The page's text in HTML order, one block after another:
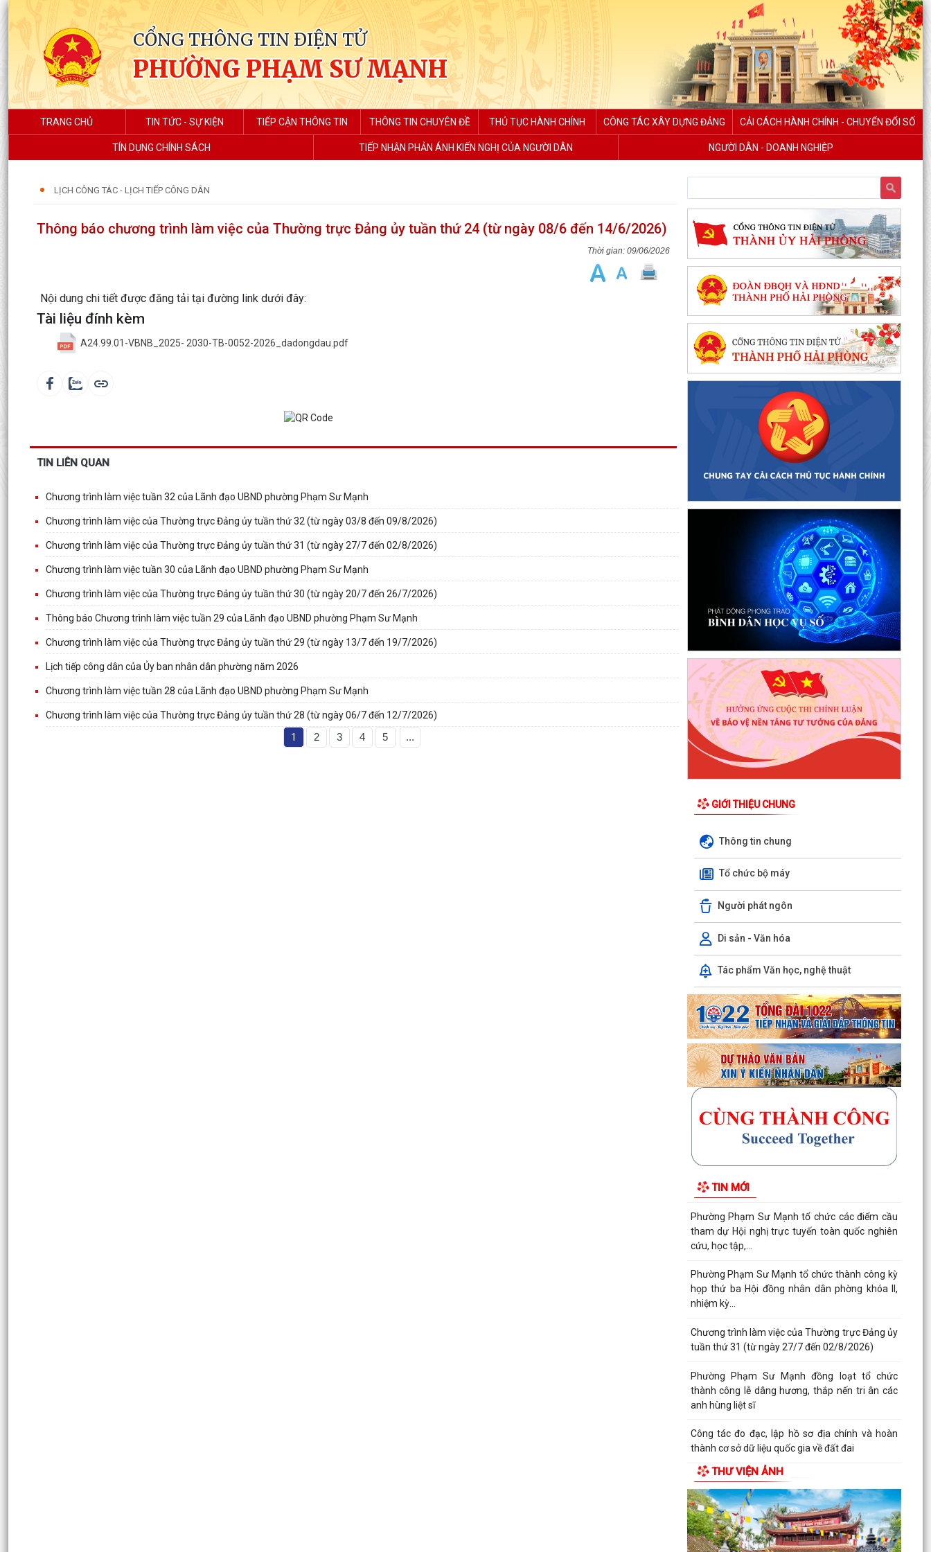
CỔNG THÔNG TIN ĐIỆN TỬ
PHƯỜNG PHẠM SƯ MẠNH
TRANG CHỦ TIN TỨC - SỰ KIỆN TIẾP CẬN THÔNG TIN THÔNG TIN CHUYÊN ĐỀ THỦ TỤC HÀNH CHÍNH CÔNG TÁC XÂY DỰNG ĐẢNG CẢI CÁCH HÀNH CHÍNH - CHUYỂN ĐỔI SỐ
TÍN DỤNG CHÍNH SÁCH TIẾP NHẬN PHẢN ÁNH KIẾN NGHỊ CỦA NGƯỜI DÂN NGƯỜI DÂN - DOANH NGHIỆP
LỊCH CÔNG TÁC - LỊCH TIẾP CÔNG DÂN
Thông báo chương trình làm việc của Thường trực Đảng ủy tuần thứ 24 (từ ngày 08/6 đến 14/6/2026)
09/06/2026
Nội dung chi tiết được đăng tải tại đường link dưới đây:
Tài liệu đính kèm
A24.99.01-VBNB_2025- 2030-TB-0052-2026_dadongdau.pdf
TIN LIÊN QUAN
Chương trình làm việc tuần 32 của Lãnh đạo UBND phường Phạm Sư Mạnh
Chương trình làm việc của Thường trực Đảng ủy tuần thứ 32 (từ ngày 03/8 đến 09/8/2026)
Chương trình làm việc của Thường trực Đảng ủy tuần thứ 31 (từ ngày 27/7 đến 02/8/2026)
Chương trình làm việc tuần 30 của Lãnh đạo UBND phường Phạm Sư Mạnh
Chương trình làm việc của Thường trực Đảng ủy tuần thứ 30 (từ ngày 20/7 đến 26/7/2026)
Thông báo Chương trình làm việc tuần 29 của Lãnh đạo UBND phường Phạm Sư Mạnh
Chương trình làm việc của Thường trực Đảng ủy tuần thứ 29 (từ ngày 13/7 đến 19/7/2026)
Lịch tiếp công dân của Ủy ban nhân dân phường năm 2026
Chương trình làm việc tuần 28 của Lãnh đạo UBND phường Phạm Sư Mạnh
Chương trình làm việc của Thường trực Đảng ủy tuần thứ 28 (từ ngày 06/7 đến 12/7/2026)
1 2 3 4 5 ...
GIỚI THIỆU CHUNG
Thông tin chung
Tổ chức bộ máy
Người phát ngôn
Di sản - Văn hóa
Tác phẩm Văn học, nghệ thuật
TIN MỚI
HƯỚNG DẪN NỘP THUẾ ĐIỆN TỬ TRÊN ỨNG
DỤNG ETAX MOBILE
Chương trình làm việc tuần 32 của Lãnh đạo
UBND phường Phạm Sư Mạnh
Chương trình làm việc của Thường trực Đảng ủy
tuần thứ 32 (từ ngày 03/8 đến 09/8/2026)
Phường Phạm Sư Mạnh tổ chức hội nghị công
bố các quyết định chỉ định ủy viên Ban chấp
Thành phố Hải Phòng tổ chức hội nghị đánh giá
miễn phí...
Phường Phạm Sư Mạnh tổ chức các điểm cầu
tham dự Hội nghị trực tuyến toàn quốc nghiên
cứu, học tập,...
Phường Phạm Sư Mạnh tổ chức thành công kỳ
họp thứ ba Hội đồng nhân dân phờng khóa II,
nhiệm kỳ...
Chương trình làm việc của Thường trực Đảng ủy
tuần thứ 31 (từ ngày 27/7 đến 02/8/2026)
Phường Phạm Sư Mạnh đồng loạt tổ chức
thành công lễ dâng hương, thắp nến tri ân các
anh hùng liệt sĩ
Công tác đo đạc, lập hồ sơ địa chính và hoàn
thành cơ sở dữ liệu quốc gia về đất đai
Phường Phạm Sư Mạnh tổ chức các đoàn
thăm, tặng quà Mẹ Việt Nam anh hùng, người
có công với cách...
Thông báo đăng ký phát triển điện mặt trời mái
nhà tự sản xuất, tự tiêu thụ trên địa bàn
THƯ VIỆN ẢNH